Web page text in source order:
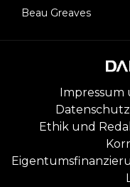
Beau Greaves
Ethik und